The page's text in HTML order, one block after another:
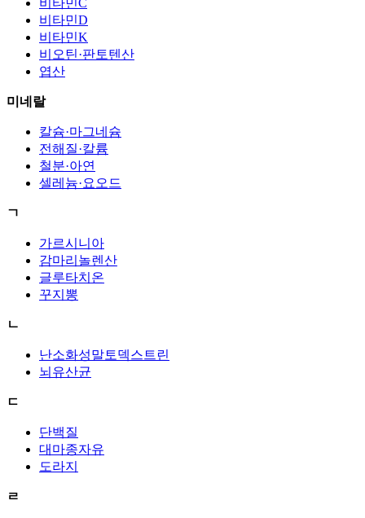
비타민D
비타민K
비오틴·판토텐산
엽산
미네랄
칼슘·마그네슘
전해질·칼륨
철분·아연
셀레늄·요오드
ㄱ
가르시니아
감마리놀렌산
글루타치온
꾸지뽕
ㄴ
난소화성말토덱스트린
뇌유산균
ㄷ
단백질
대마종자유
도라지
ㄹ